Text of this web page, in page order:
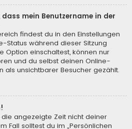
mein Benutzername in der
findest du in den Einstellungen
Status während dieser Sitzung
Option einschaltest, können nur
und du selbst deinen Online-
als unsichtbarer Besucher gezählt.
angezeigte Zeit nicht deiner
Fall solltest du im „Persönlichen